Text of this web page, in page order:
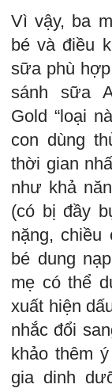
Vì vậy, ba
bé và điều
sữa phù
sánh sữa
Gold “loại
con dùng
thời gian
như khả
(có bị đầy
nặng, chiều
bé dung
mẹ có thể
xuất hiện
nhắc đổi
khảo thêm
gia dinh